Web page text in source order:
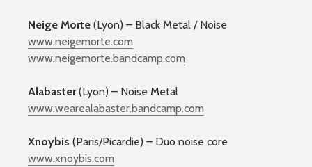
Neige Morte (Lyon) – Black Metal / Noise
www.neigemorte.com
www.neigemorte.bandcamp.com
Alabaster(Lyon) – Noise Metal
www.wearealabaster.bandcamp.com
Xnoybis (Paris/Picardie) – Duo noise core
www.xnoybis.com